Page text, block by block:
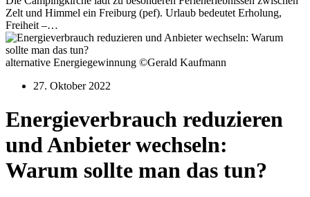
Zelt und Himmel ein Freiburg (pef). Urlaub bedeutet Erholung,
Freiheit –…
alternative Energiegewinnung ©Gerald Kaufmann
27. Oktober 2022
Energieverbrauch reduzieren
und Anbieter wechseln:
Warum sollte man das tun?